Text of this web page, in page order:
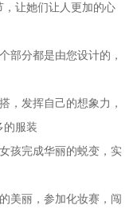
让她们让人更加的心
部分都是由您设计的，
，发挥自己的想象力，
的服装
孩完成华丽的蜕变，实
美丽，参加化妆赛，闯